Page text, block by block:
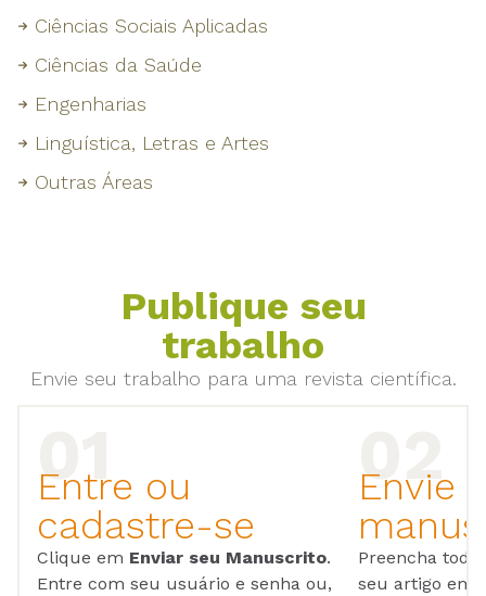
Ciências Sociais Aplicadas
Ciências da Saúde
Engenharias
Linguística, Letras e Artes
Outras Áreas
Publique seu
trabalho
Envie seu trabalho para uma revista científica.
Entre ou
cadastre-se
Clique em Enviar seu Manuscrito.
Entre com seu usuário e senha ou,
Envie
Preencha
seu artigo em